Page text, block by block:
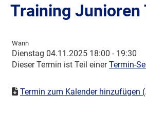
Training Junioren
Wann
Dienstag 04.11.2025 18:00 - 19:30
Dieser Termin ist Teil einerTermin-
Termin zum Kalender hinzufügen